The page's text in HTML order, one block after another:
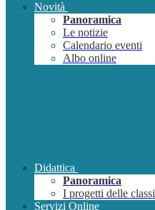
Novità
Panoramica
Le notizie
Calendario eventi
Albo online
Didattica
Panoramica
I progetti delle classi
Servizi Online